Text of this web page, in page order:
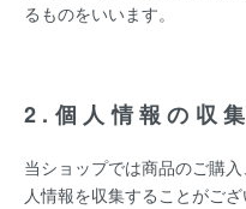
るものをいいます。
2.個人情報の収集
当ショップでは商品のご購
人情報を収集することがござ